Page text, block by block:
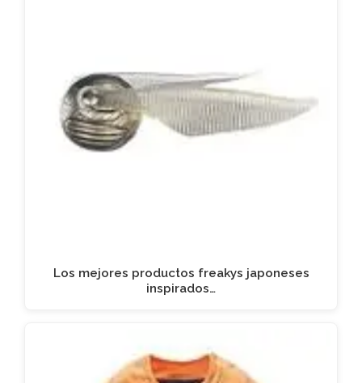
Los mejores productos freakys japoneses
inspirados…